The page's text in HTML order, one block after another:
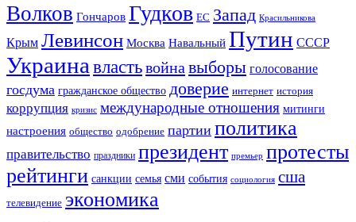
Волков Гончаров Гудков ЕС Запад Красильникова
Крым Левинсон Москва Навальный Путин СССР
Украина властьвойна выборы голосование
госдума гражданское общество доверие интернет история
коррупция кризис международные отношения митинги
настроения общество одобрение партии политика
правительство праздники президент премьер протесты
рейтинги санкции семья сми события социология сша
телевидение экономика